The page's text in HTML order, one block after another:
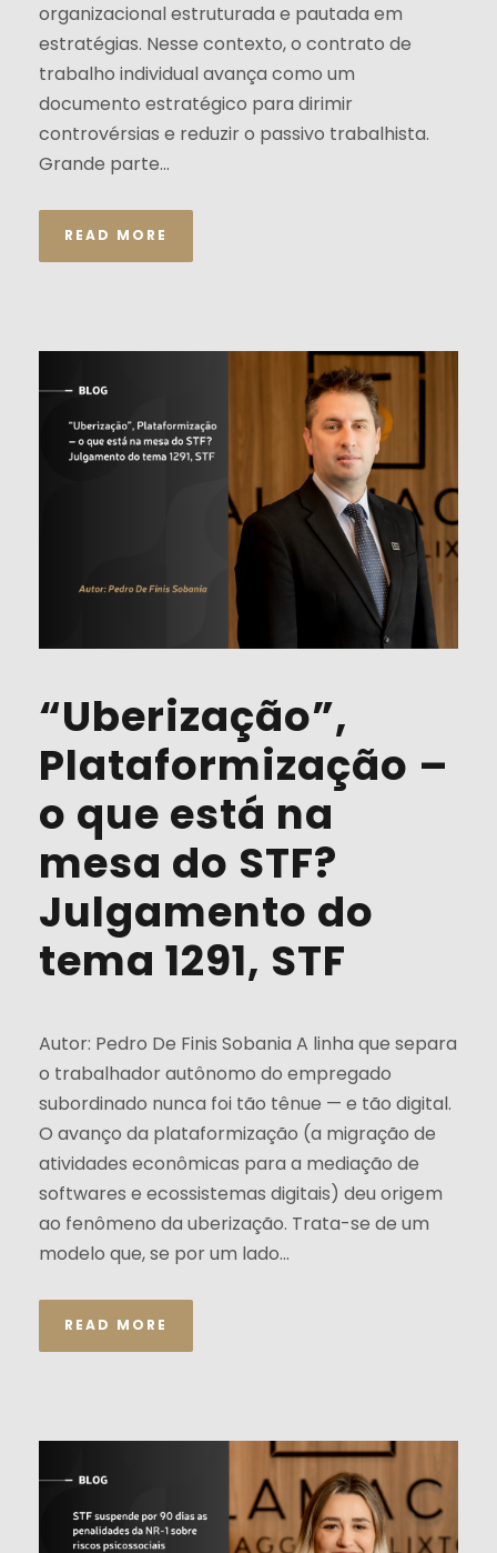
organizacional estruturada e pautada em
estratégias. Nesse contexto, o contrato de
trabalho individual avança como um
documento estratégico para dirimir
controvérsias e reduzir o passivo trabalhista.
Grande parte...
READ MORE
“Uberização”,
Plataformização –
o que está na
mesa do STF?
Julgamento do
tema 1291, STF
Autor: Pedro De Finis Sobania A linha que separa
o trabalhador autônomo do empregado
subordinado nunca foi tão tênue — e tão digital.
O avanço da plataformização (a migração de
atividades econômicas para a mediação de
softwares e ecossistemas digitais) deu origem
ao fenômeno da uberização. Trata-se de um
modelo que, se por um lado...
READ MORE